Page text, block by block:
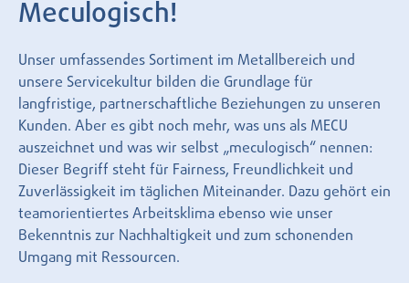
Meculogisch!
Unser umfassendes Sortiment im Metallbereich und
unsere Servicekultur bilden die Grundlage für
langfristige, partnerschaftliche Beziehungen zu unseren
Kunden. Aber es gibt noch mehr, was uns als MECU
auszeichnet und was wir selbst „meculogisch“ nennen:
Dieser Begriff steht für Fairness, Freundlichkeit und
Zuverlässigkeit im täglichen Miteinander. Dazu gehört ein
teamorientiertes Arbeitsklima ebenso wie unser
Bekenntnis zur Nachhaltigkeit und zum schonenden
Umgang mit Ressourcen.